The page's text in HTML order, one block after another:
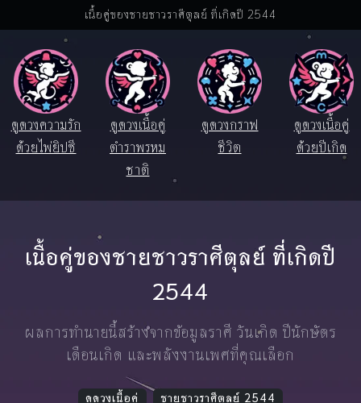
เนื้อคู่ของชายชาวราศีตุลย์ ที่เกิดปี 2544
ดูดวงความรัก
ด้วยไพ่ยิปซี
ดูดวงเนื้อคู่
ตำราพรหม
ชาติ
ดูดวงกราฟ
ชีวิต
ดูดวงเนื้อคู่
ด้วยปีเกิด
เนื้อคู่ของชายชาวราศีตุลย์ ที่เกิดปี
2544
ผลการทำนายนี้สร้างจากข้อมูลราศี วันเกิด ปีนักษัตร
เดือนเกิด และพลังงานเพศที่คุณเลือก
ดูดวงเนื้อคู่
ชายชาวราศีตุลย์ 2544